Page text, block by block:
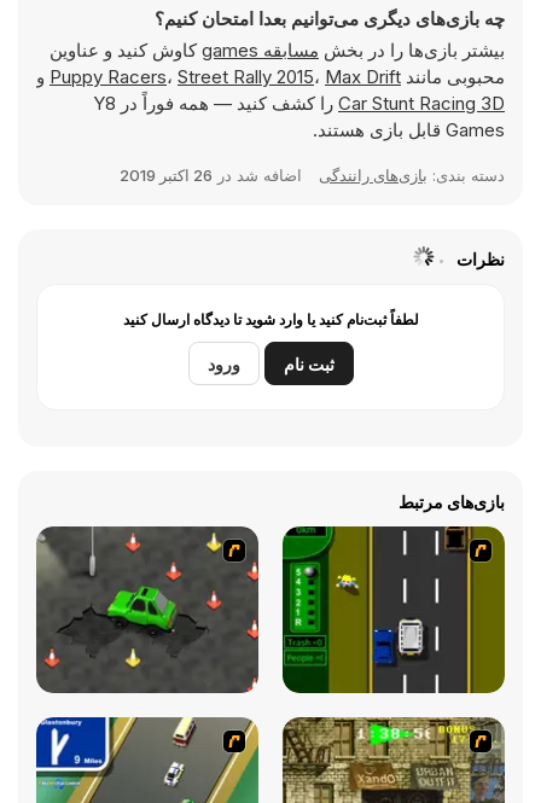
چه بازی‌های دیگری می‌توانیم بعدا امتحان کنیم؟
بیشتر بازی‌ها را در بخش مسابقه games
کاوش کنید و عناوین
محبوبی مانند
Puppy Racers، Street Rally 2015، Max Drift
و
Car Stunt Racing 3D
را کشف کنید — همه فوراً در Y8
Games قابل بازی هستند.
دسته بندی: بازی‌های رانندگی اضافه شد در 26 اکتبر 2019
نظرات
لطفاً ثبت‌نام کنید یا وارد شوید تا دیدگاه ارسال کنید
ثبت نام ورود
بازی‌های مرتبط